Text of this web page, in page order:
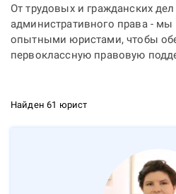
От трудовых и гражданских
административного права - мы
опытными юристами, чтобы
первоклассную правовую
Найден 61 юрист